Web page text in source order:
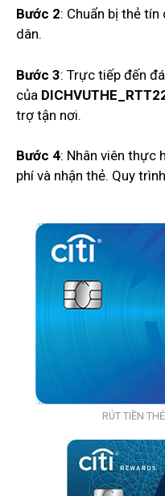
Bước 2: Chuẩn bị thẻ
dân.
Bước 3: Trực tiếp đến
của
trợ tận nơi.
Bước 4: Nhân viên thực
phí và nhận thẻ. Quy
RÚT TIỀN